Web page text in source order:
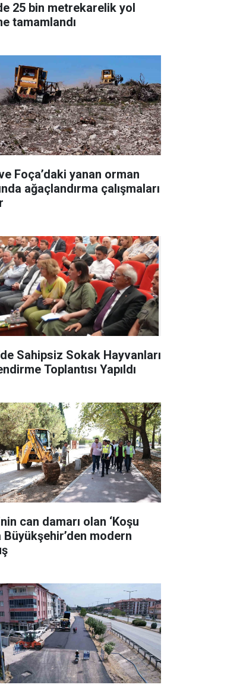
25 bin metrekarelik yol
tamamlandı
Foça’daki yanan orman
ağaçlandırma çalışmaları
Sahipsiz Sokak Hayvanları
Toplantısı Yapıldı
can damarı olan ‘Koşu
Büyükşehir’den modern